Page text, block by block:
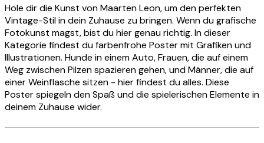
Hole dir die Kunst von Maarten Leon, um den perfekten
Vintage-Stil in dein Zuhause zu bringen. Wenn du grafische
Fotokunst magst, bist du hier genau richtig. In dieser
Kategorie findest du farbenfrohe Poster mit Grafiken und
Illustrationen. Hunde in einem Auto, Frauen, die auf einem
Weg zwischen Pilzen spazieren gehen, und Männer, die auf
einer Weinflasche sitzen - hier findest du alles. Diese
Poster spiegeln den Spaß und die spielerischen Elemente in
deinem Zuhause wider.